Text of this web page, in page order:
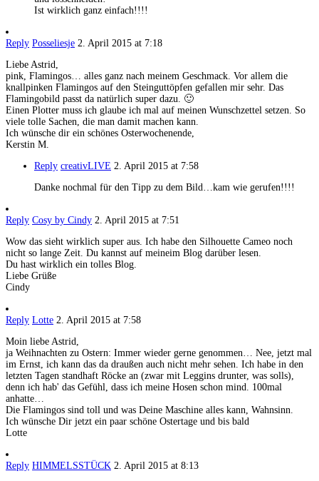
Ist wirklich ganz einfach!!!!
Reply Posseliesje 2. April 2015 at 7:18
Liebe Astrid,
pink, Flamingos… alles ganz nach meinem Geschmack. Vor allem die
knallpinken Flamingos auf den Steinguttöpfen gefallen mir sehr. Das
Flamingobild passt da natürlich super dazu. 🙂
Einen Plotter muss ich glaube ich mal auf meinen Wunschzettel setzen. So
viele tolle Sachen, die man damit machen kann.
Ich wünsche dir ein schönes Osterwochenende,
Kerstin M.
Reply creativLIVE 2. April 2015 at 7:58
Danke nochmal für den Tipp zu dem Bild…kam wie gerufen!!!!
Reply Cosy by Cindy 2. April 2015 at 7:51
Wow das sieht wirklich super aus. Ich habe den Silhouette Cameo noch
nicht so lange Zeit. Du kannst auf meineim Blog darüber lesen.
Du hast wirklich ein tolles Blog.
Liebe Grüße
Cindy
Reply Lotte 2. April 2015 at 7:58
Moin liebe Astrid,
ja Weihnachten zu Ostern: Immer wieder gerne genommen… Nee, jetzt mal
im Ernst, ich kann das da draußen auch nicht mehr sehen. Ich habe in den
letzten Tagen standhaft Röcke an (zwar mit Leggins drunter, was solls),
denn ich hab' das Gefühl, dass ich meine Hosen schon mind. 100mal
anhatte…
Die Flamingos sind toll und was Deine Maschine alles kann, Wahnsinn.
Ich wünsche Dir jetzt ein paar schöne Ostertage und bis bald
Lotte
Reply HIMMELSSTÜCK 2. April 2015 at 8:13